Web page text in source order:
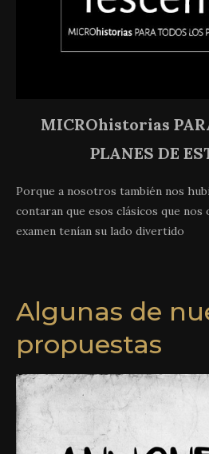
MICROhistorias
PLANES DE
Porque a nosotros también nos
contaran que esos clásicos que nos
examen tenían su lado divertido
Algunas de
propuestas